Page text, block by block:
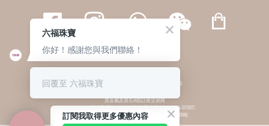
繁體 | 簡体
© 六福集團 版權所有 不得轉載 私隱政策
貴金屬及寶石A類註冊交易商
(六福企業禮品(國際)有限公司-註冊號碼:A-B-24-05-07207;
六福電子商貿有限公司-註冊號碼:A-B-24-05-07206)
貴金屬及寶石B類註冊交易商
訂閱我取得更多優惠內容
六福珠寶
你好！感謝您與我們聯絡！
回覆至 六福珠寶